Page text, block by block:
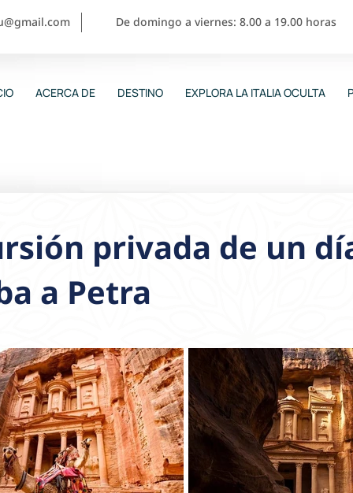
De domingo a viernes: 8.00 a 19.00 horas
ACERCA DE DESTINO EXPLORA LA ITALIA OCULTA
privada de un
a Petra